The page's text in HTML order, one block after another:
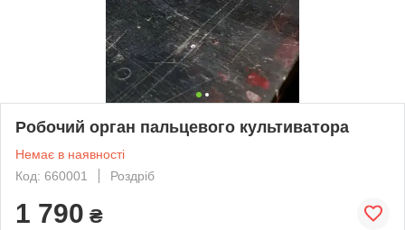
Робочий орган пальцевого культиватора
Немає в наявності
Код: 660001
Роздріб
1 790 ₴